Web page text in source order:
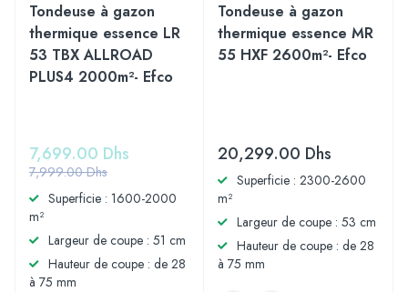
Tondeuse à gazon
thermique essence LR
53 TBX ALLROAD
PLUS4 2000m²- Efco
7,999.00Dhs
7,699.00 Dhs
Superficie : 1600-2000
m²
Largeur de coupe : 51 cm
Hauteur de coupe : de 28
à 75 mm
Tondeuse à gazon
thermique essence MR
55 HXF 2600m²- Efco
20,299.00 Dhs
Superficie : 2300-2600
m²
Largeur de coupe : 53 cm
Hauteur de coupe : de 28
à 75 mm